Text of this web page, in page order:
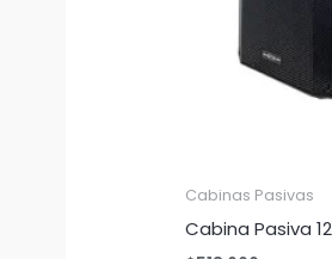
Cabinas Pasivas
Cabina Pasiva